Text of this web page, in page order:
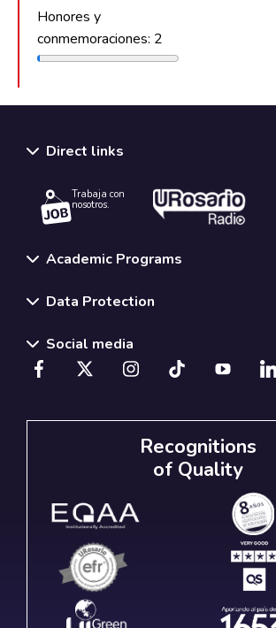
Honores y
conmemoraciones: 2
Direct links
Trabaja con
nosotros.
Academic Programs
Data Protection
Social media
Recognitions
of Quality